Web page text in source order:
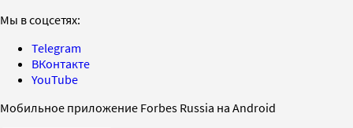
Мы в соцсетях:
Telegram
ВКонтакте
YouTube
Мобильное приложение Forbes Russia на Android